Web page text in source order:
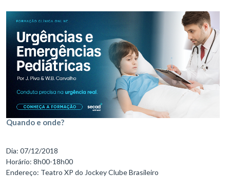
Quando e onde?
Dia: 07/12/2018
Horário: 8h00-18h00
Endereço: Teatro XP do Jockey Clube Brasileiro